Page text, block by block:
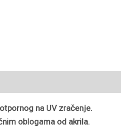
na UV zračenje.
oblogama od akrila.